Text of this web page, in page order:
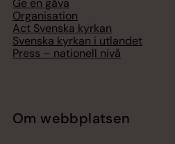
Ge en gåva
Organisation
Act Svenska kyrkan
Svenska kyrkan i utlandet
Press – nationell nivå
Om webbplatsen